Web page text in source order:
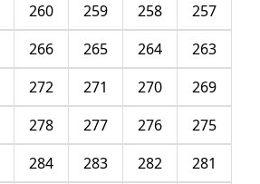
257
258
259
260
263
264
265
266
269
270
271
272
275
276
277
278
281
282
283
284